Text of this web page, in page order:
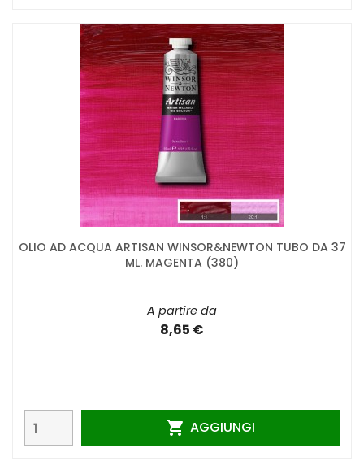
OLIO AD ACQUA ARTISAN WINSOR&NEWTON TUBO DA 37
ML. MAGENTA (380)
A partire da
8,65 €
 AGGIUNGI